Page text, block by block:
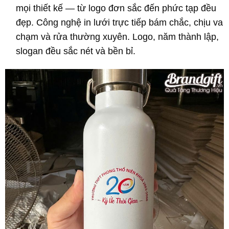
mọi thiết kế — từ logo đơn sắc đến phức tạp đều
đẹp. Công nghệ in lưới trực tiếp bám chắc, chịu va
chạm và rửa thường xuyên. Logo, năm thành lập,
slogan đều sắc nét và bền bỉ.